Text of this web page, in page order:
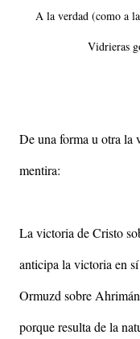
A la verdad (como a
Vidrieras
De una forma u otra la
mentira:
La victoria de Cristo
anticipa la victoria en
Ormuzd sobre
porque resulta de la